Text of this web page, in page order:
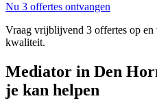
Nu 3 offertes ontvangen
Vraag vrijblijvend 3 offertes op
kwaliteit.
Mediator in Den
je kan helpen